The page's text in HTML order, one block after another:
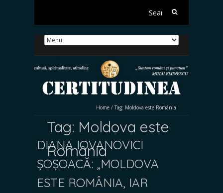
Search
Home / Tag: Moldova este România
Tag: Moldova este
România
DIANA IOVANOVICI
ȘOȘOACĂ: „MOLDOVA
ESTE ROMÂNIA, IAR